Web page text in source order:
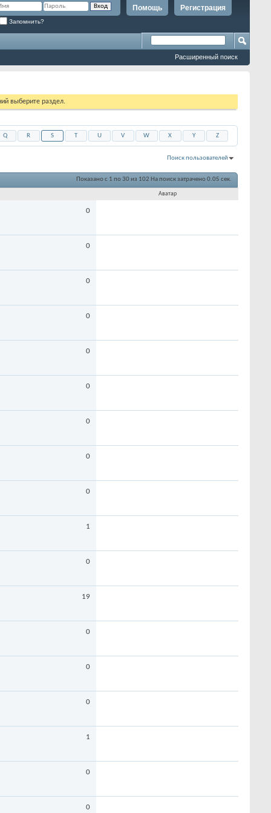
Регистрация
Помощь
Запомнить?
Расширенный поиск
выберите раздел.
Q R S T U V W X Y Z
Поиск пользователей
Показано с 1 по 30 из 102 На поиск затрачено0.05 сек.
Аватар
0
0
0
0
0
0
0
0
0
1
0
19
0
0
0
1
0
0